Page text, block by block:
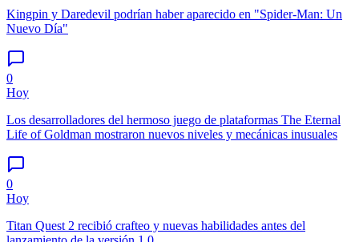
Kingpin y Daredevil podrían haber aparecido en "Spider-Man: Un
Nuevo Día"
0
Hoy
Los desarrolladores del hermoso juego de plataformas The Eternal
Life of Goldman mostraron nuevos niveles y mecánicas inusuales
0
Hoy
Titan Quest 2 recibió crafteo y nuevas habilidades antes del